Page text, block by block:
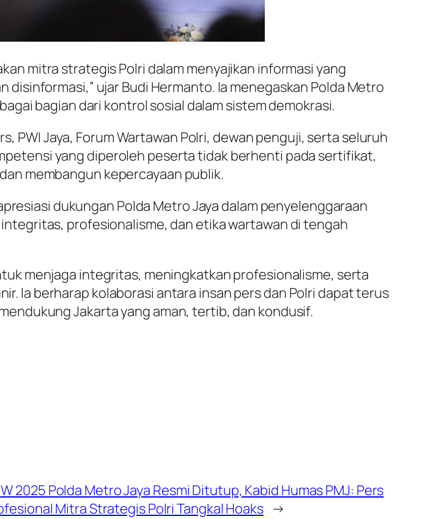
mitra strategis Polri dalam menyajikan informasi yang
ujar Budi Hermanto. Ia menegaskan Polda Metro
bagian dari kontrol sosial dalam sistem demokrasi.
PWI Jaya, Forum Wartawan Polri, dewan penguji, serta seluruh
yang diperoleh peserta tidak berhenti pada sertifikat,
membangun kepercayaan publik.
dukungan Polda Metro Jaya dalam penyelenggaraan
profesionalisme, dan etika wartawan di tengah
menjaga integritas, meningkatkan profesionalisme, serta
Ia berharap kolaborasi antara insan pers dan Polri dapat terus
Jakarta yang aman, tertib, dan kondusif.
2025 Polda Metro Jaya Resmi Ditutup, Kabid Humas PMJ: Pers
Mitra Strategis Polri Tangkal Hoaks →